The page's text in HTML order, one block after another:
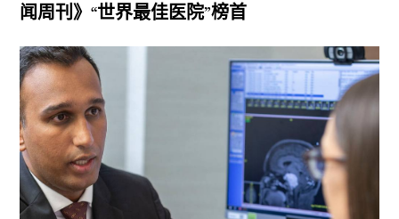
闻周刊》“世界最佳医院”榜首